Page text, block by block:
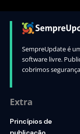
SempreUpdate é
software livre.
cobrimos
Extra
Princípios de